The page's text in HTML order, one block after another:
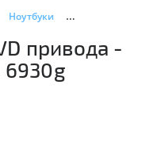
Ноутбуки Acer Aspire 6930g
привода -
6930g